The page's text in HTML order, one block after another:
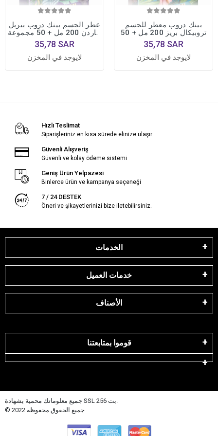
عطر الجسم بينك دروب بيربل
جاردن 200 مل + 50 مجموعة
لوشن للجسم
35,78 SAR
لايوجد في المخزن
بينك دروب معطر للجسم
تروبيكال بريز 200 مل + 50
مجموعة لوشن للجسم
35,78 SAR
لايوجد في المخزن
Hızlı Teslimat
Siparişleriniz en kısa sürede elinize ulaşır.
Güvenli Alışveriş
Güvenli ve kolay ödeme sistemi
Geniş Ürün Yelpazesi
Binlerce ürün ve kampanya seçeneği
7 / 24 DESTEK
Öneri ve şikayetlerinizi bize iletebilirsiniz.
الخدمات
خدمات العميل
الأصناف
قوموا بمتابعتنا
جميع معلوماتك محمية بشهادة SSL 256 بت.
© 2022 جميع الحقوق محفوظة